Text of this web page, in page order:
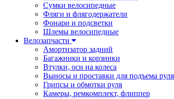
Сумки велосипедные
Фляги и флягодержатели
Фонари и подсветки
Шлемы велосипедные
Велозапчасти
Амортизатор задний
Багажники и корзинки
Втулки, оси на колеса
Выносы и проставки для подъема руля
Грипсы и обмотки руля
Камеры, ремкомплект, флиппер